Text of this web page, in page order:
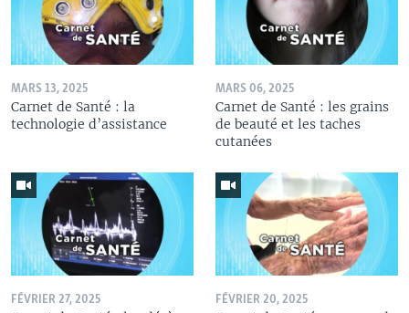
MARS 13, 2025
Carnet de Santé : la
technologie d’assistance
MARS 06, 2025
Carnet de Santé : les grains
de beauté et les taches
cutanées
FÉVRIER 27, 2025 FÉVRIER 20, 2025